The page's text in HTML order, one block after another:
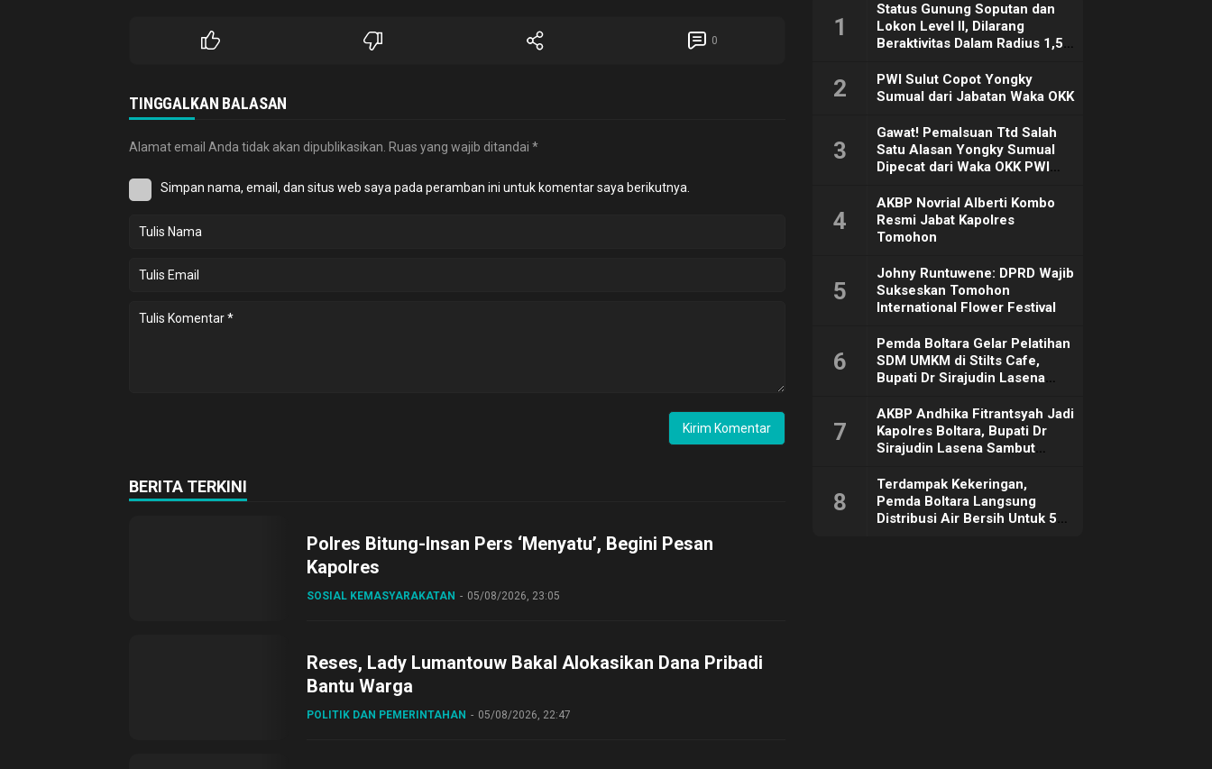
0
TINGGALKAN BALASAN
Alamat email Anda tidak akan dipublikasikan. Ruas yang wajib ditandai *
Simpan nama, email, dan situs web saya pada peramban ini untuk komentar saya berikutnya.
BERITA TERKINI
Polres Bitung-Insan Pers ‘Menyatu’, Begini Pesan
Kapolres
SOSIAL KEMASYARAKATAN 05/08/2026, 23:05
Reses, Lady Lumantouw Bakal Alokasikan Dana Pribadi
Bantu Warga
POLITIK DAN PEMERINTAHAN 05/08/2026, 22:47
1
Status Gunung Soputan dan
Lokon Level II, Dilarang
Beraktivitas Dalam Radius 1,5
2
PWI Sulut Copot Yongky
Sumual dari Jabatan Waka OKK
3
Gawat! Pemalsuan Ttd Salah
Satu Alasan Yongky Sumual
Dipecat dari Waka OKK PWI
4
AKBP Novrial Alberti Kombo
Resmi Jabat Kapolres
Tomohon
5
Johny Runtuwene: DPRD Wajib
Sukseskan Tomohon
International Flower Festival
6
Pemda Boltara Gelar Pelatihan
SDM UMKM di Stilts Cafe,
Bupati Dr Sirajudin Lasena
Dorong Ekonomi Daerah
7
AKBP Andhika Fitrantsyah Jadi
Kapolres Boltara, Bupati Dr
Sirajudin Lasena Sambut
8
Terdampak Kekeringan,
Pemda Boltara Langsung
Distribusi Air Bersih Untuk 50